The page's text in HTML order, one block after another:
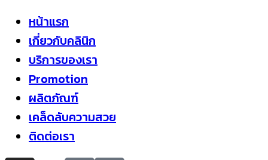
หน้าแรก
เกี่ยวกับคลินิก
บริการของเรา
Promotion
ผลิตภัณฑ์
เคล็ดลับความสวย
ติดต่อเรา